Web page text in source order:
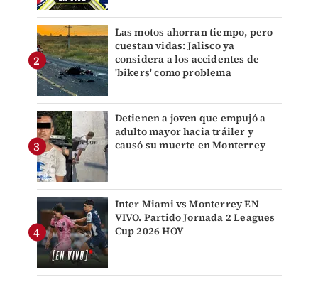
Las motos ahorran tiempo, pero
cuestan vidas: Jalisco ya
considera a los accidentes de
'bikers' como problema
Detienen a joven que empujó a
adulto mayor hacia tráiler y
causó su muerte en Monterrey
Inter Miami vs Monterrey EN
VIVO. Partido Jornada 2 Leagues
Cup 2026 HOY